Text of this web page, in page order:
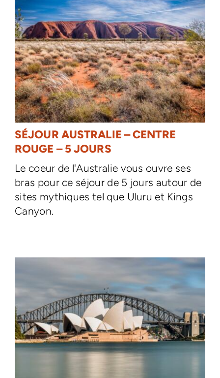
SÉJOUR AUSTRALIE – CENTRE
ROUGE – 5 JOURS
Le coeur de l'Australie vous ouvre ses
bras pour ce séjour de 5 jours autour de
sites mythiques tel que Uluru et Kings
Canyon.